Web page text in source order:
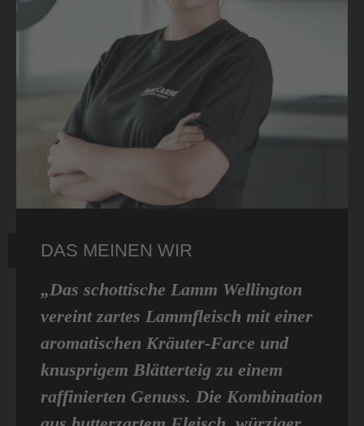
DAS MEINEN WIR
„Das schottische Lamm Wellington
vereint zartes Lammfleisch mit einer
aromatischen Kräuter-Farce und
knusprigem Blätterteig zu einem
raffinierten Genuss. Die Kombination